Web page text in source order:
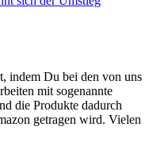
indem Du bei den von uns
mit sogenannte
die Produkte dadurch
getragen wird. Vielen